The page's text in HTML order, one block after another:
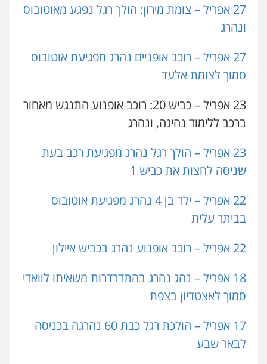
27 אפריל – צומת מירון: הולך רגל נפגע מאוטובוס
ונהרג
27 אפריל – רוכב אופניים נהרג מפגיעת אוטובוס
סמוך לצומת אלעד
23 אפריל – כביש 20: רוכב אופנוע התנגש מאחור
ברכב ללימוד נהיגה, ונהרג
23 אפריל – הולך רגל נהרג מפגיעת רכב בעת
שניסה לחצות את כביש 1
22 אפריל – ילד בן 4 נהרג מפגיעת אוטובוס
בביתר עלית
22 אפריל – רוכב אופנוע נהרג בכביש איילון
18 אפריל – נהג נהרג בהתדרדרות משאיתו לוואדי
סמוך לאצטדיון בצפת
17 אפריל – הולכת רגל כבת 60 נהרגה בכניסה
לבאר שבע